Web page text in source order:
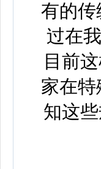
有的传
过在
目前
家在
知这